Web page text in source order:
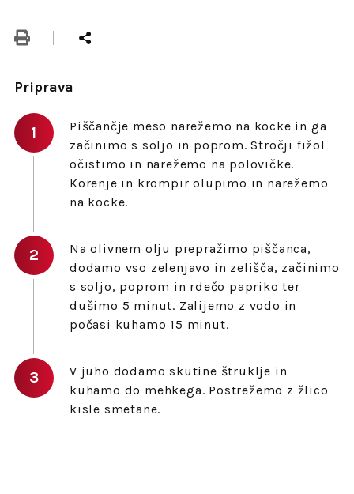
Priprava
Piščančje meso narežemo na kocke in ga
začinimo s soljo in poprom. Stročji fižol
očistimo in narežemo na polovičke.
Korenje in krompir olupimo in narežemo
na kocke.
Na olivnem olju prepražimo piščanca,
dodamo vso zelenjavo in zelišča, začinimo
s soljo, poprom in rdečo papriko ter
dušimo 5 minut. Zalijemo z vodo in
počasi kuhamo 15 minut.
V juho dodamo skutine štruklje in
kuhamo do mehkega. Postrežemo z žlico
kisle smetane.